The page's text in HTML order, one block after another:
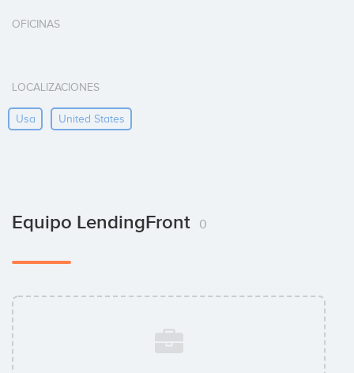
OFICINAS
LOCALIZACIONES
Usa United States
Equipo LendingFront 0